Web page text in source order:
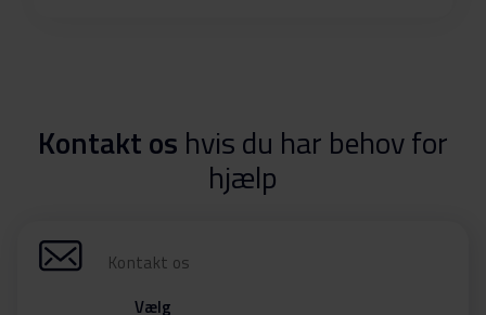
Kontakt os hvis du har behov for
hjælp
Kontakt os
Vælg